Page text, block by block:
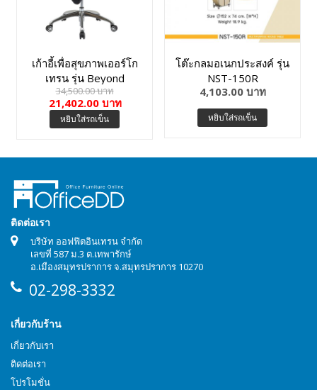
เก้าอี้เพื่อสุขภาพเออร์โก
เทรน รุ่น Beyond
Butterfly-01BMM
34,500.00 บาท
21,402.00 บาท
หยิบใส่รถเข็น
โต๊ะกลมอเนกประสงค์ รุ่น
NST-150R
4,103.00 บาท
หยิบใส่รถเข็น
ติดต่อเรา
บริษัท ออฟฟิตอินเทรน จำกัด
เลขที่ 587 ม.3 ต.เทพารักษ์
อ.เมืองสมุทรปราการ จ.สมุทรปราการ 10270
02-298-3332
เกี่ยวกับร้าน
เกี่ยวกับเรา
ติดต่อเรา
โปรโมชั่น